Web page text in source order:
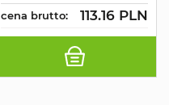
cena brutto: 113.16 PLN